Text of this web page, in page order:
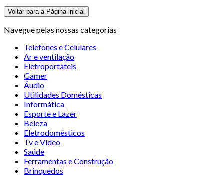
Voltar para a Página inicial
Navegue pelas nossas categorias
Telefones e Celulares
Ar e ventilação
Eletroportáteis
Gamer
Áudio
Utilidades Domésticas
Informática
Esporte e Lazer
Beleza
Eletrodomésticos
Tv e Vídeo
Saúde
Ferramentas e Construção
Brinquedos